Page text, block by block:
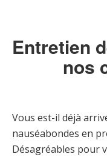
Entretien
nos
Vous est-il déjà
nauséabondes en
Désagréables pour